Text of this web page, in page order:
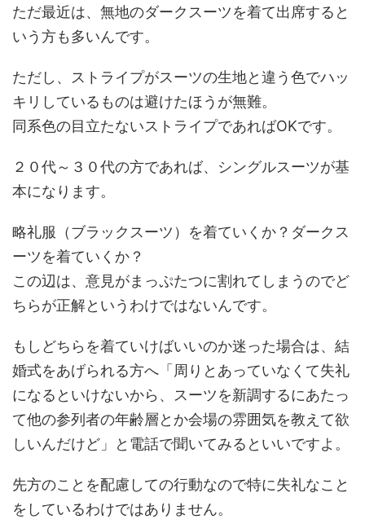
ただ最近は、無地のダークスーツを着て出席すると
いう方も多いんです。
ただし、ストライプがスーツの生地と違う色でハッ
キリしているものは避けたほうが無難。
同系色の目立たないストライプであればOKです。
２０代～３０代の方であれば、シングルスーツが基
本になります。
略礼服（ブラックスーツ）を着ていくか？ダークス
ーツを着ていくか？
この辺は、意見がまっぷたつに割れてしまうのでど
ちらが正解というわけではないんです。
もしどちらを着ていけばいいのか迷った場合は、結
婚式をあげられる方へ「周りとあっていなくて失礼
になるといけないから、スーツを新調するにあたっ
て他の参列者の年齢層とか会場の雰囲気を教えて欲
しいんだけど」と電話で聞いてみるといいですよ。
先方のことを配慮しての行動なので特に失礼なこと
をしているわけではありません。